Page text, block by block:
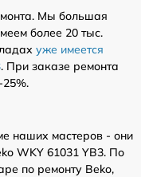
Мы большая
более 20 тыс.
уже имеется
. При заказе ремонта
25%.
наших мастеров - они
WKY 61031 YB3. По
по ремонту Beko,